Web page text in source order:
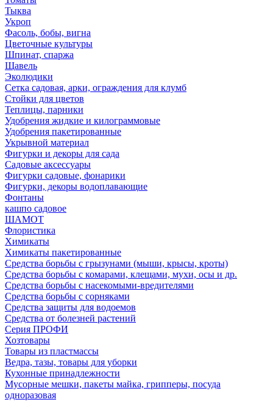
Тыква
Укроп
Фасоль, бобы, вигна
Цветочные культуры
Шпинат, спаржа
Щавель
Эколюдики
Сетка садовая, арки, ограждения для клумб
Стойки для цветов
Теплицы, парники
Удобрения жидкие и килограммовые
Удобрения пакетированные
Укрывной материал
Фигурки и декоры для сада
Садовые аксессуары
Фигурки садовые, фонарики
Фигурки, декоры водоплавающие
Фонтаны
кашпо садовое
ШАМОТ
Флористика
Химикаты
Химикаты пакетированные
Средства борьбы с грызунами (мыши, крысы, кроты)
Средства борьбы с комарами, клещами, мухи, осы и др.
Средства борьбы с насекомыми-вредителями
Средства борьбы с сорняками
Средства защиты для водоемов
Средства от болезней растений
Серия ПРОФИ
Хозтовары
Товары из пластмассы
Ведра, тазы, товары для уборки
Кухонные принадлежности
Мусорные мешки, пакеты майка, грипперы, посуда
одноразовая